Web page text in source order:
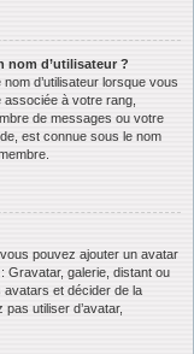
nom d’utilisateur ?
d’utilisateur lorsque vous
associée à votre rang,
de messages ou votre
est connue sous le nom
vous pouvez ajouter un avatar
Gravatar, galerie, distant ou
avatars et décider de la
utiliser d’avatar,